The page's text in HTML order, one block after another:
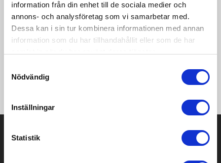
information från din enhet till de sociala medier och
annons- och analysföretag som vi samarbetar med.
Dessa kan i sin tur kombinera informationen med annan
information som du har tillhandahållit eller som de har
Nödvändig
Inställningar
Statistik
ProduktinformationSpecifikationer PristabellRecensioner
utrustad med sidfickor, dragkedjor nedtill och avsmalnande
passform från knä till benavslut. Perfekt för exponering av
Prisuppgift på mailen?